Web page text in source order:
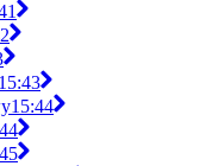
15:43
15:44